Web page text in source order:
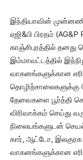
இந்தியாவின்
ஏஜி&பி பிரதம்
காஞ்சிபுரத்தில்
இம்மாவட்டத்தில்
வாகனங்களுக்கான
தொழிற்சாலைகளுக்கு
தேவைகளை பூர்த்தி
விரிவாக்கம் செய்து
நிலையங்களுடன்
கார், ஆட்டோ,
வாகனங்களுக்கான